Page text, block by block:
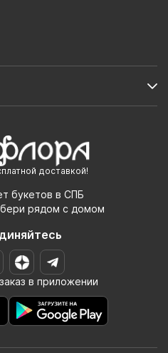
доставкой!
букетов в СПБ
рядом с домом
в приложении